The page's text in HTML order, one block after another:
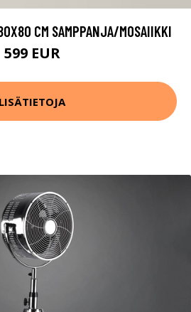
CM SAMPPANJA/MOSAIIKKI
599 EUR
LISÄTIETOJA